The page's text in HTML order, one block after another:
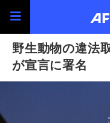
野生動物の違法
が宣言に署名